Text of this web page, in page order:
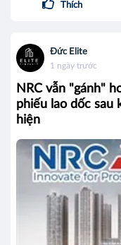
Thích
Đức Elite
1 ngày trước
NRC vẫn "gánh"
phiếu lao dốc sau
hiện